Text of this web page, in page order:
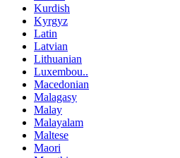
Kurdish
Kyrgyz
Latin
Latvian
Lithuanian
Luxembou..
Macedonian
Malagasy
Malay
Malayalam
Maltese
Maori